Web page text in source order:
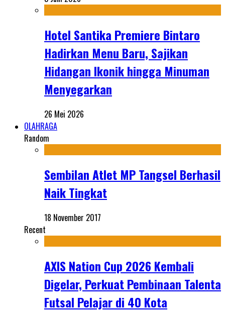
Hotel Santika Premiere Bintaro
Hadirkan Menu Baru, Sajikan
Hidangan Ikonik hingga Minuman
Menyegarkan
26 Mei 2026
OLAHRAGA
Random
Sembilan Atlet MP Tangsel Berhasil
Naik Tingkat
18 November 2017
Recent
AXIS Nation Cup 2026 Kembali
Digelar, Perkuat Pembinaan Talenta
Futsal Pelajar di 40 Kota